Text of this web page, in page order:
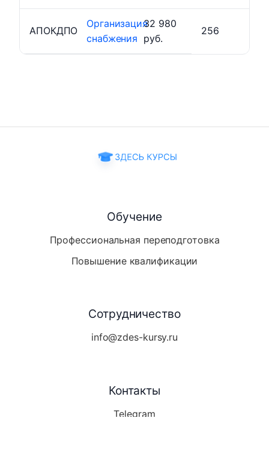
АПОКДПО
Организация
снабжения
32 980
руб.
256
Обучение
Профессиональная переподготовка
Повышение квалификации
Сотрудничество
info@zdes-kursy.ru
Контакты
Telegram